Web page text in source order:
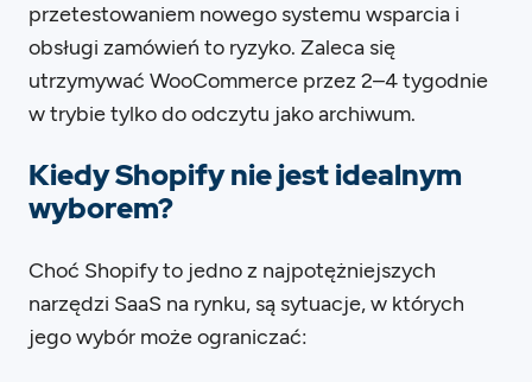
przetestowaniem nowego systemu wsparcia i
obsługi zamówień to ryzyko. Zaleca się
utrzymywać WooCommerce przez 2–4 tygodnie
w trybie tylko do odczytu jako archiwum.
Kiedy Shopify nie jest idealnym
wyborem?
Choć Shopify to jedno z najpotężniejszych
narzędzi SaaS na rynku, są sytuacje, w których
jego wybór może ograniczać: